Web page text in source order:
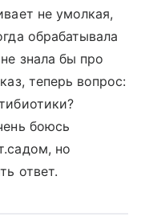
не умолкая,
обрабатывала
знала бы про
теперь вопрос:
боюсь
но
ответ.